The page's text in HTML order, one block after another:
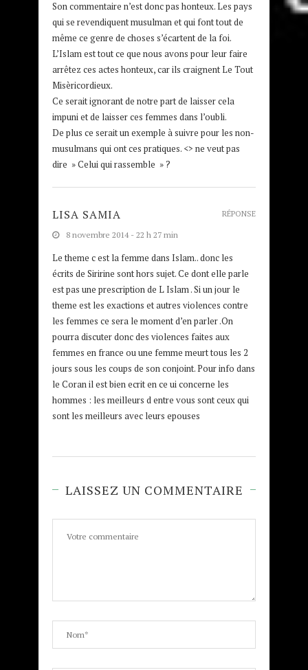
Son commentaire n’est donc pas honteux. Les pays
qui se revendiquent musulman et qui font tout de
même ce genre de choses s’écartent de la foi.
L’Islam est tout ce que nous avons pour leur faire
arrêtez ces actes honteux, car ils craignent Le Tout
Misèricordieux.
Ce serait ignorant de notre part de laisser cela
impuni et de laisser ces femmes dans l’oubli.
De plus ce serait un exemple à suivre pour les non-
musulmans qui ont ces pratiques. <> ne veut pas
dire » Celui qui rassemble » ?
LISA SAMIA
8 novembre 2014 - 22 h 27 min
Le theme c est la femme dans Islam.. donc les
écrits de Siririne sont hors sujet. Ce dont elle parle
est pas une prescription de L Islam . Si un jour le
theme est les exactions et autres violences contre
les femmes ce sera le moment d’en parler .On
pourra discuter donc des violences faites aux
femmes en france ou une femme meurt tous les 2
jours sous les coups de son conjoint. Pour info dans
le Coran il est bien ecrit en ce ui concerne les
hommes : les meilleurs d entre vous sont ceux qui
sont les meilleurs avec leurs epouses
RÉPONSE
LAISSEZ UN COMMENTAIRE